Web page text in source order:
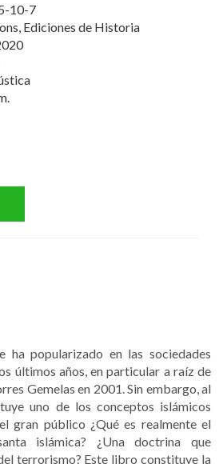
10-7
Ediciones de Historia
ha popularizado en las sociedades
últimos años, en particular a raíz de
Gemelas en 2001. Sin embargo, al
uno de los conceptos islámicos
gran público ¿Qué es realmente el
islámica? ¿Una doctrina que
terrorismo? Este libro constituye la